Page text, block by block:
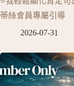
蒂絲會員專屬引導
2026-07-31